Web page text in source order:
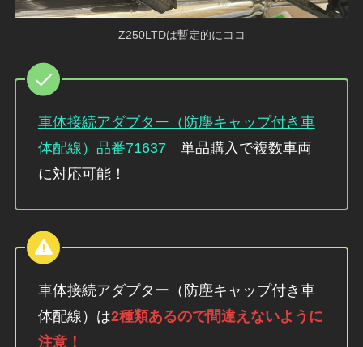
Z250LTDは暫定的にココ
車体接続アダプター（防塵キャップ付き車
体配線）品番71637 単品購入で複数車両
に対応可能！
車体接続アダプター（防塵キャップ付き車
体配線）は2種類あるので間違えないように
注意！